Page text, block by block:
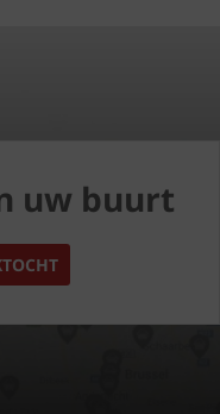
uw buurt